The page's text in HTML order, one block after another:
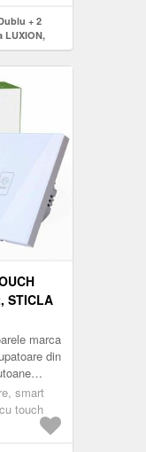
+ 2
LUXION,
STICLA
LED,
marca
din
crea...
smart
touch